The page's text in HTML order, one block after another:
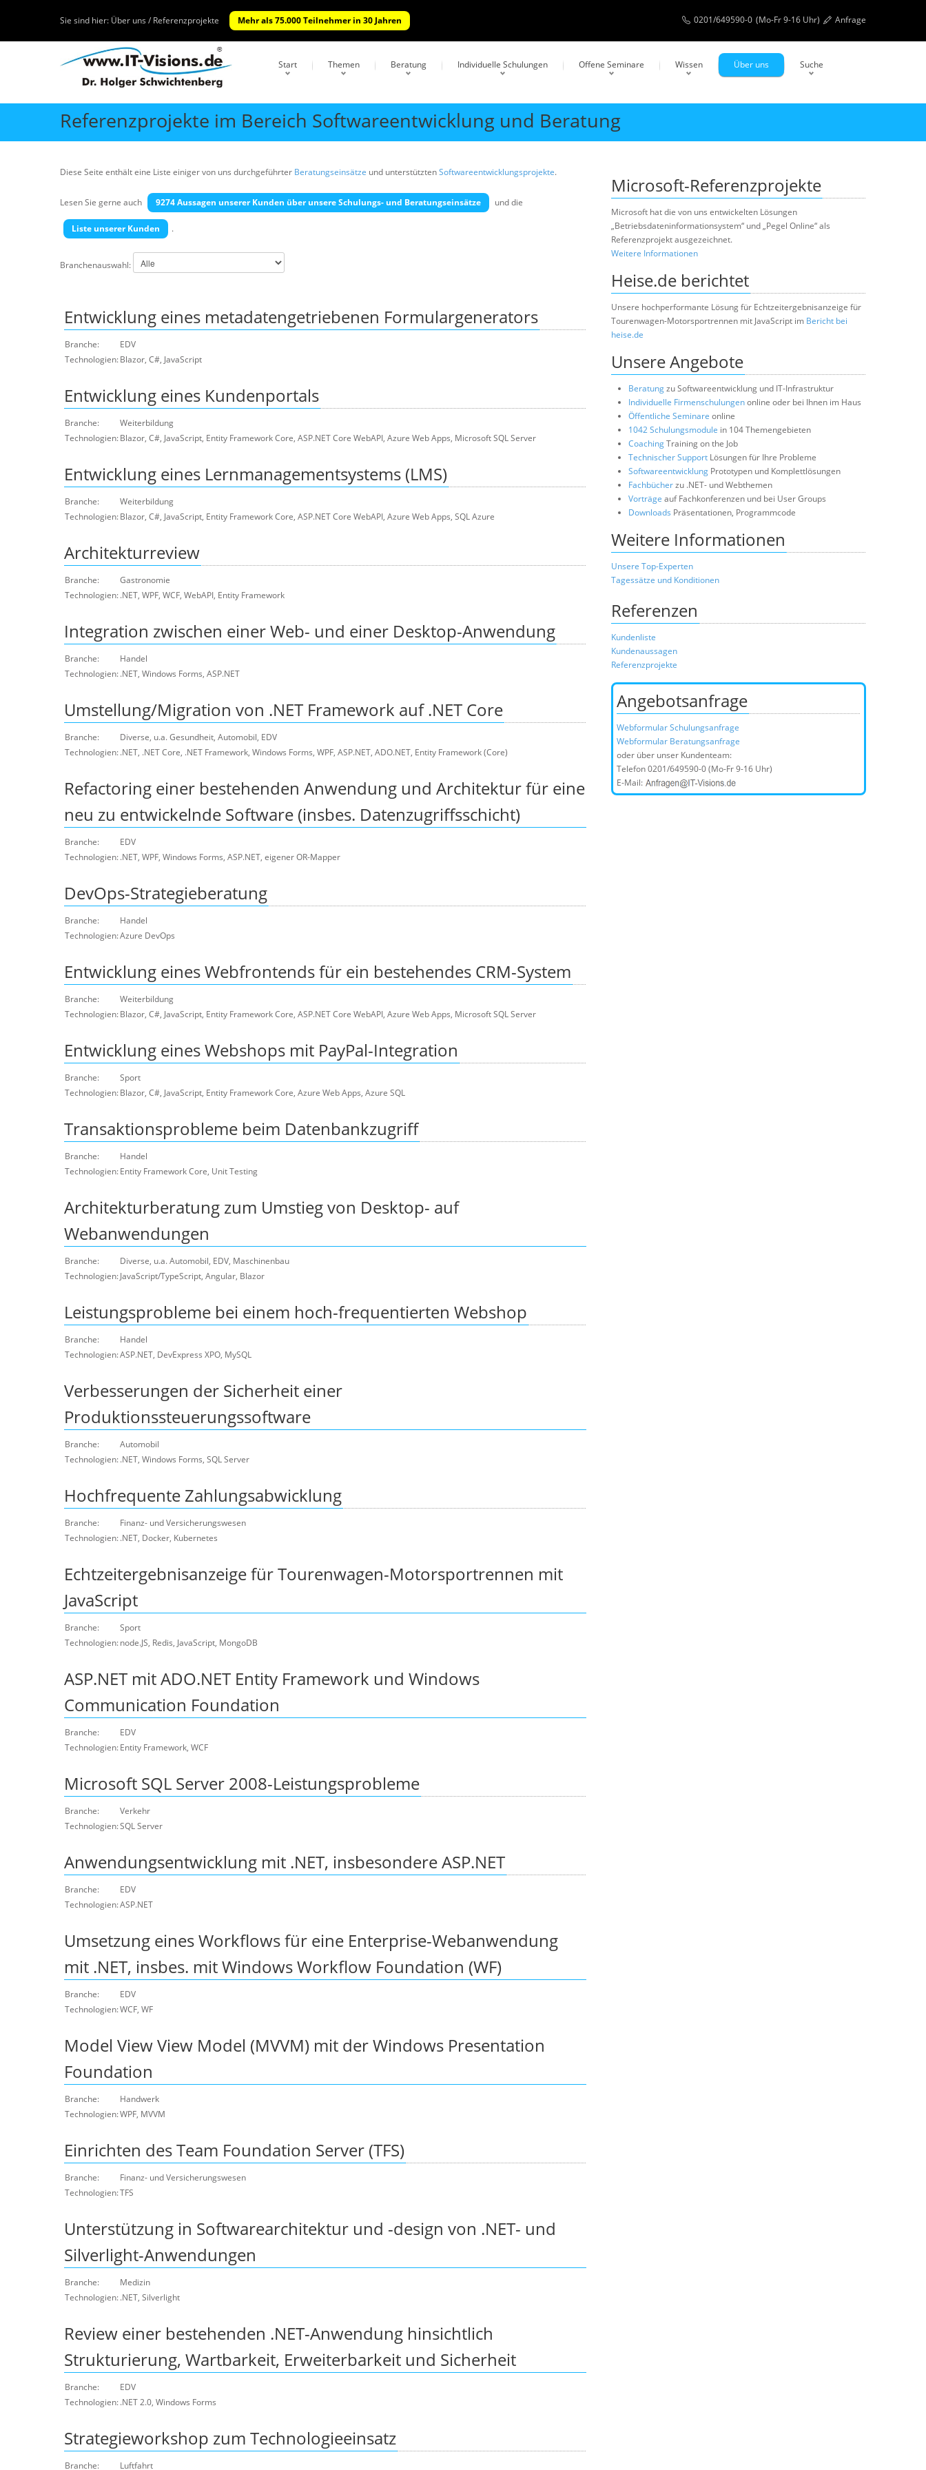
Sie sind hier: Über uns / Referenzprojekte Mehr als 75.000 Teilnehmer in 30 Jahren 0201/649590-0 (Mo-Fr 9-16 Uhr) Anfrage
Start Themen Beratung Individuelle Schulungen Offene Seminare Wissen Über uns Suche
Referenzprojekte im Bereich Softwareentwicklung und Beratung
Diese Seite enthält eine Liste einiger von uns durchgeführter Beratungseinsätze und unterstütztenSoftwareentwicklungsprojekte.
Lesen Sie gerne auch 9274 Aussagen unserer Kunden über unsere Schulungs- und Beratungseinsätze und die
Liste unserer Kunden .
Branchenauswahl:
Entwicklung eines metadatengetriebenen Formulargenerators
Branche:
EDV
Technologien:Blazor, C#, JavaScript
Entwicklung eines Kundenportals
Branche:
Weiterbildung
Technologien:Blazor, C#, JavaScript, Entity Framework Core, ASP.NET Core WebAPI, Azure Web Apps, Microsoft SQL Server
Entwicklung eines Lernmanagementsystems (LMS)
Branche:
Weiterbildung
Technologien:Blazor, C#, JavaScript, Entity Framework Core, ASP.NET Core WebAPI, Azure Web Apps, SQL Azure
Architekturreview
Branche:
Gastronomie
Technologien:.NET, WPF, WCF, WebAPI, Entity Framework
Integration zwischen einer Web- und einer Desktop-Anwendung
Branche:
Handel
Technologien:.NET, Windows Forms, ASP.NET
Umstellung/Migration von .NET Framework auf .NET Core
Branche:
Diverse, u.a. Gesundheit, Automobil, EDV
Technologien:.NET, .NET Core, .NET Framework, Windows Forms, WPF, ASP.NET, ADO.NET, Entity Framework (Core)
Refactoring einer bestehenden Anwendung und Architektur für eine
neu zu entwickelnde Software (insbes. Datenzugriffsschicht)
Branche:
EDV
Technologien:.NET, WPF, Windows Forms, ASP.NET, eigener OR-Mapper
DevOps-Strategieberatung
Branche:
Handel
Technologien:Azure DevOps
Entwicklung eines Webfrontends für ein bestehendes CRM-System
Branche:
Weiterbildung
Technologien:Blazor, C#, JavaScript, Entity Framework Core, ASP.NET Core WebAPI, Azure Web Apps, Microsoft SQL Server
Entwicklung eines Webshops mit PayPal-Integration
Branche:
Sport
Technologien:Blazor, C#, JavaScript, Entity Framework Core, Azure Web Apps, Azure SQL
Transaktionsprobleme beim Datenbankzugriff
Branche:
Handel
Technologien:Entity Framework Core, Unit Testing
Architekturberatung zum Umstieg von Desktop- auf
Webanwendungen
Branche:
Diverse, u.a. Automobil, EDV, Maschinenbau
Technologien:JavaScript/TypeScript, Angular, Blazor
Leistungsprobleme bei einem hoch-frequentierten Webshop
Branche:
Handel
Technologien:ASP.NET, DevExpress XPO, MySQL
Verbesserungen der Sicherheit einer
Produktionssteuerungssoftware
Branche:
Automobil
Technologien:.NET, Windows Forms, SQL Server
Hochfrequente Zahlungsabwicklung
Branche:
Finanz- und Versicherungswesen
Technologien:.NET, Docker, Kubernetes
Echtzeitergebnisanzeige für Tourenwagen-Motorsportrennen mit
JavaScript
Branche:
Sport
Technologien:node.JS, Redis, JavaScript, MongoDB
ASP.NET mit ADO.NET Entity Framework und Windows
Communication Foundation
Branche:
EDV
Technologien:Entity Framework, WCF
Microsoft SQL Server 2008-Leistungsprobleme
Branche:
Verkehr
Technologien:SQL Server
Anwendungsentwicklung mit .NET, insbesondere ASP.NET
Branche:
EDV
Technologien:ASP.NET
Umsetzung eines Workflows für eine Enterprise-Webanwendung
mit .NET, insbes. mit Windows Workflow Foundation (WF)
Branche:
EDV
Technologien:WCF, WF
Model View View Model (MVVM) mit der Windows Presentation
Foundation
Branche:
Handwerk
Technologien:WPF, MVVM
Einrichten des Team Foundation Server (TFS)
Branche:
Finanz- und Versicherungswesen
Technologien:TFS
Unterstützung in Softwarearchitektur und -design von .NET- und
Silverlight-Anwendungen
Branche:
Medizin
Technologien:.NET, Silverlight
Review einer bestehenden .NET-Anwendung hinsichtlich
Strukturierung, Wartbarkeit, Erweiterbarkeit und Sicherheit
Branche:
EDV
Technologien:.NET 2.0, Windows Forms
Strategieworkshop zum Technologieeinsatz
Branche: Luftfahrt
Microsoft-Referenzprojekte
Microsoft hat die von uns entwickelten Lösungen
„Betriebsdateninformationsystem“ und „Pegel Online“ als
Referenzprojekt ausgezeichnet.
Weitere Informationen
Heise.de berichtet
Unsere hochperformante Lösung für Echtzeitergebnisanzeige für
Tourenwagen-Motorsportrennen mit JavaScript im Bericht bei
heise.de
Unsere Angebote
Beratungzu Softwareentwicklung und IT-Infrastruktur
Individuelle Firmenschulungenonline oder bei Ihnen im Haus
Öffentliche Seminare online
1042 Schulungsmodule in 104 Themengebieten
CoachingTraining on the Job
Technischer Support Lösungen für Ihre Probleme
Softwareentwicklung Prototypen und Komplettlösungen
Fachbücherzu .NET- und Webthemen
Vorträge auf Fachkonferenzen und bei User Groups
Downloads Präsentationen, Programmcode
Weitere Informationen
Unsere Top-Experten
Tagessätze und Konditionen
Referenzen
Kundenliste
Kundenaussagen
Referenzprojekte
Angebotsanfrage
Webformular Schulungsanfrage
Webformular Beratungsanfrage
oder über unser Kundenteam:
Telefon0201/649590-0(Mo-Fr 9-16 Uhr)
E-Mail: